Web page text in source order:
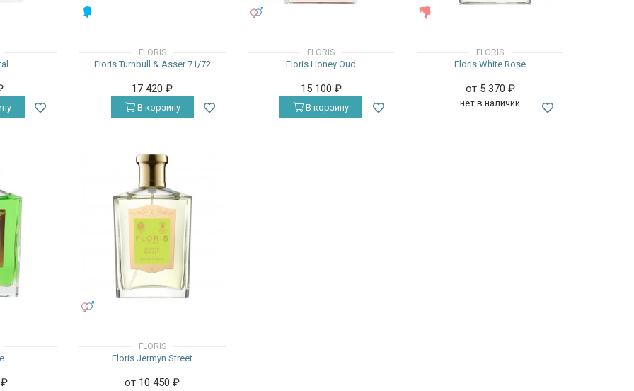
FLORIS
Floris Turnbull & Asser 71/72
17 420₽
В корзину
FLORIS
Floris Honey Oud
15 100 ₽
В корзину
FLORIS
Floris White Rose
от 5 370 ₽
нет в наличии
₽
FLORIS
Floris Jermyn Street
от 10 450₽